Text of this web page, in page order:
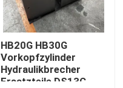
HB20G HB30G
Vorkopfzylinder
Hydraulikbrecher
Ersatzteile DS13C